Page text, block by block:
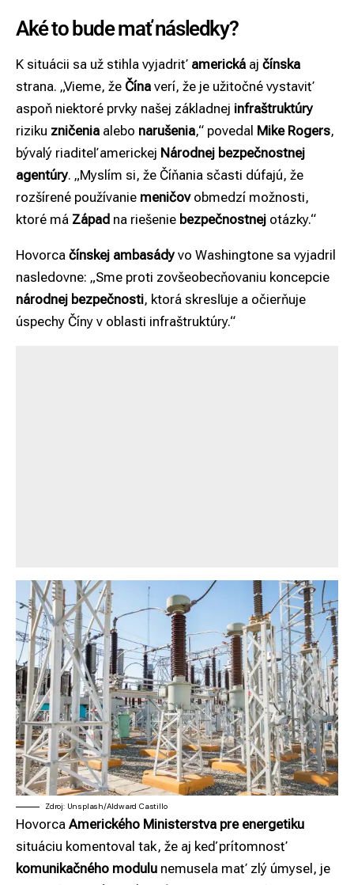
Aké to bude mať následky?
K situácii sa už stihla vyjadriť americká aj čínska
strana. „Vieme, že Čína verí, že je užitočné vystaviť
aspoň niektoré prvky našej základnej infraštruktúry
riziku zničenia alebo narušenia,“ povedal Mike Rogers,
bývalý riaditeľ americkej Národnej bezpečnostnej
agentúry. „Myslím si, že Číňania sčasti dúfajú, že
rozšírené používanie meničovobmedzí možnosti,
ktoré má Západ na riešenie bezpečnostnej otázky.“
Hovorca čínskej ambasády vo Washingtone sa vyjadril
nasledovne: „Sme proti zovšeobecňovaniu koncepcie
národnej bezpečnosti, ktorá skresľuje a očierňuje
úspechy Číny v oblasti infraštruktúry.“
Zdroj: Unsplash/Aldward Castillo
Hovorca Amerického Ministerstva pre energetiku
situáciu komentoval tak, že aj keď prítomnosť
komunikačného modulu nemusela mať zlý úmysel, je